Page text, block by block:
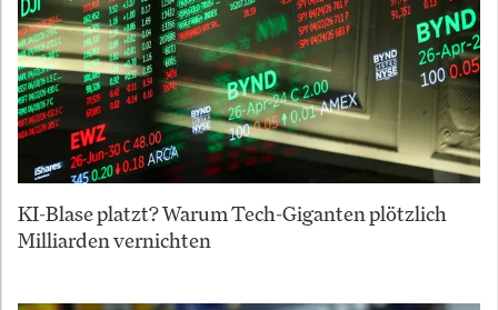
KI-Blase platzt? Warum Tech-Giganten plötzlich
Milliarden vernichten